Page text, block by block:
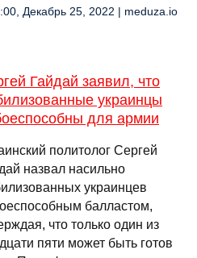
Декабрь 25, 2022 | meduza.io
Гайдай заявил, что
украинцы
для армии
политолог Сергей
назвал насильно
украинцев
балластом,
что только один из
пяти может быть готов